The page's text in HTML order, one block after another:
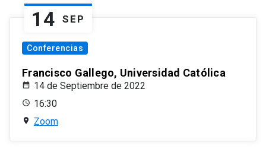
14 SEP
Conferencias
Francisco Gallego, Universidad Católica
14 de Septiembre de 2022
16:30
Zoom